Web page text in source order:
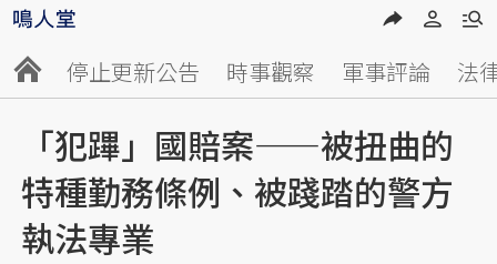
停止更新公告 時事觀察 軍事評論 法
「犯蹕」國賠案——被扭曲的
特種勤務條例、被踐踏的警方
執法專業